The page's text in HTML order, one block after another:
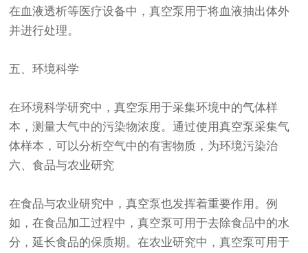
在血液透析等医疗设备中，真空泵用于将血液抽出体外
并进行处理。
五、环境科学
在环境科学研究中，真空泵用于采集环境中的气体样
本，测量大气中的污染物浓度。通过使用真空泵采集气
体样本，可以分析空气中的有害物质，为环境污染治
六、食品与农业研究
在食品与农业研究中，真空泵也发挥着重要作用。例
如，在食品加工过程中，真空泵可用于去除食品中的水
分，延长食品的保质期。在农业研究中，真空泵可用于